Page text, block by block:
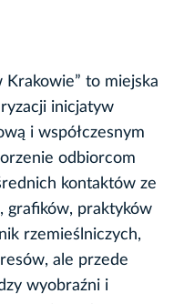
Krakowie” to miejska
inicjatyw
i współczesnym
odbiorcom
kontaktów ze
grafików, praktyków
rzemieślniczych,
ale przede
wyobraźni i